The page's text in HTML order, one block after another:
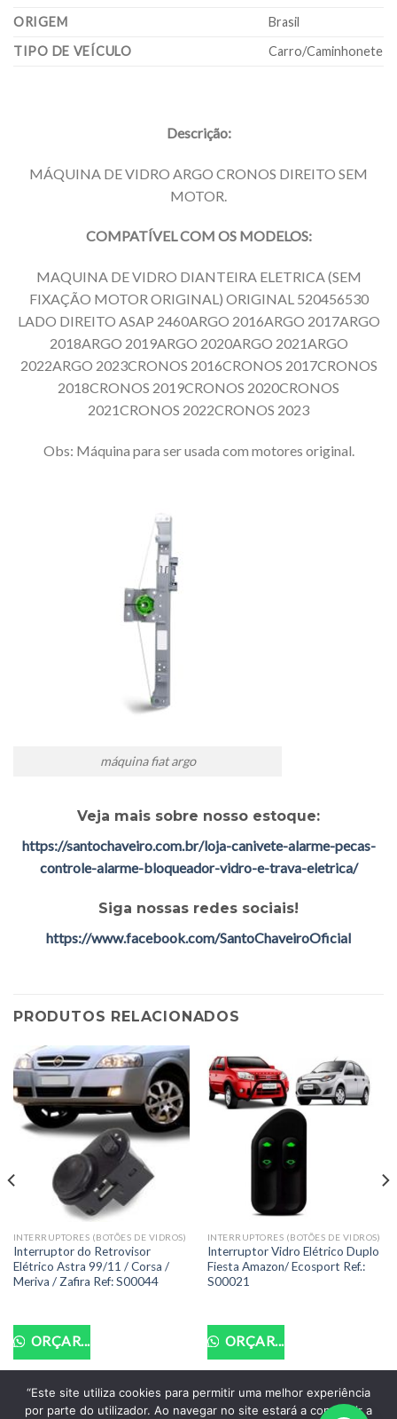
ORIGEM
Brasil
TIPO DE VEÍCULO
Carro/Caminhonete
Descrição:
MÁQUINA DE VIDRO ARGO CRONOS DIREITO SEM
MOTOR.
COMPATÍVEL COM OS MODELOS:
MAQUINA DE VIDRO DIANTEIRA ELETRICA (SEM
FIXAÇÃO MOTOR ORIGINAL) ORIGINAL 520456530
LADO DIREITO ASAP 2460ARGO 2016ARGO 2017ARGO
2018ARGO 2019ARGO 2020ARGO 2021ARGO
2022ARGO 2023CRONOS 2016CRONOS 2017CRONOS
2018CRONOS 2019CRONOS 2020CRONOS
2021CRONOS 2022CRONOS 2023
Obs: Máquina para ser usada com motores original.
máquina fiat argo
Veja mais sobre nosso estoque:
https://santochaveiro.com.br/loja-canivete-alarme-pecas-
controle-alarme-bloqueador-vidro-e-trava-eletrica/
Siga nossas redes sociais!
https://www.facebook.com/SantoChaveiroOficial
PRODUTOS RELACIONADOS
INTERRUPTORES (BOTÕES DE VIDROS)
Interruptor do Retrovisor
Elétrico Astra 99/11 / Corsa /
Meriva / Zafira Ref: S00044
ORÇAR...
INTERRUPTORES (BOTÕES DE VIDROS)
Interruptor Vidro Elétrico Duplo
Fiesta Amazon/ Ecosport Ref.:
S00021
ORÇAR...
POLITICA DE PRIVACIDADE TERMOS DE USO
“Este site utiliza cookies para permitir uma melhor experiência
por parte do utilizador. Ao navegar no site estará a consentir a